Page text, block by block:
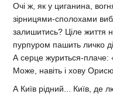
Очі ж, як у циганина,
зірницями-сполохами
залишитись? Ціле життя
пурпуром пашить личко
А серце журиться-плаче:
Може, навіть і хову
А Київ рідний... Київ, де